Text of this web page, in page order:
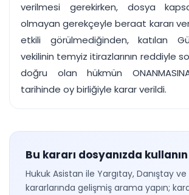
verilmesi gerekirken, dosya
olmayan gerekçeyle beraat kararı
etkili görülmediğinden, katılan
vekilinin temyiz itirazlarının reddiyle
doğru olan hükmün
tarihinde oy birliğiyle karar verildi.
Bu kararı dosyanızda kullanın
Hukuk Asistan ile Yargıtay, Danıştay
kararlarında gelişmiş arama yapın;